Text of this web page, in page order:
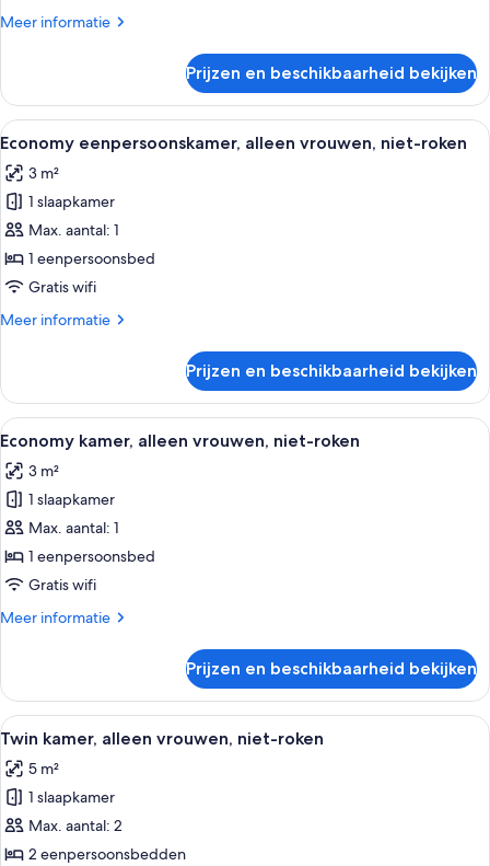
roken
Meer informatie
Meer
huisje,
alleen
vrouwen,
roken
Prijzen en beschikbaarheid bekijken
Alle
foto's
voor
Economy
eenpersoonskamer,
alleen
vrouwen,
roken
Een enkel bed met een
3
Economy eenpersoonskamer, alleen vrouwen, niet-roken
3 m²
1 slaapkamer
Max. aantal: 1
1 eenpersoonsbed
Gratis wifi
Meer informatie
Meer
eenpersoonskamer,
alleen
vrouwen,
roken
Prijzen en beschikbaarheid bekijken
Alle
foto's
voor
Economy
kamer,
alleen
vrouwen,
roken
Een slaapkamer met een stapelbed,
4
Economy kamer, alleen vrouwen, niet-roken
3 m²
1 slaapkamer
Max. aantal: 1
1 eenpersoonsbed
Gratis wifi
Meer informatie
Meer
kamer,
alleen
vrouwen,
roken
Prijzen en beschikbaarheid bekijken
Alle
foto's
voor
Twin
kamer,
alleen
Een kamer met een bed, een
14
Twin kamer, alleen vrouwen, niet-roken
5 m²
1 slaapkamer
Max. aantal: 2
2 eenpersoonsbedden